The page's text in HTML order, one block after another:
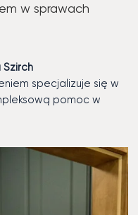
w sprawach
specjalizuje się w
pomoc w